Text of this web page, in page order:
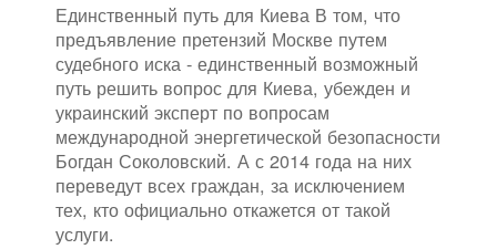
Единственный путь для Киева В том, что
предъявление претензий Москве путем
судебного иска - единственный возможный
путь решить вопрос для Киева, убежден и
украинский эксперт по вопросам
международной энергетической безопасности
Богдан Соколовский. А с 2014 года на них
переведут всех граждан, за исключением
тех, кто официально откажется от такой
услуги.